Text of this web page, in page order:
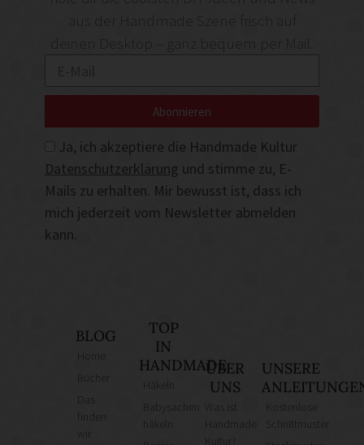
deinen Desktop – ganz bequem per Mail.
Ja, ich akzeptiere die Handmade Kultur
Datenschutzerklärung und stimme zu, E-
Mails zu erhalten. Mir bewusst ist, dass ich
mich jederzeit vom Newsletter abmelden
kann.
Abonnieren
BLOG
finden
TOP
IN
HANDMADEÜBER
UNS
Was ist
Kultur?
UNSERE
Kostenlose
Schnittmuster